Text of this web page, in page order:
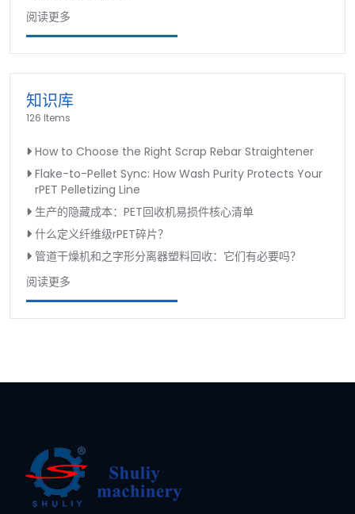
阅读更多
知识库
126 Items
How to Choose the Right Scrap Rebar Straightener
Flake-to-Pellet Sync: How Wash Purity Protects Your
rPET Pelletizing Line
生产的隐藏成本：PET回收机易损件核心清单
什么定义纤维级rPET碎片？
管道干燥机和之字形分离器塑料回收：它们有必要吗？
阅读更多